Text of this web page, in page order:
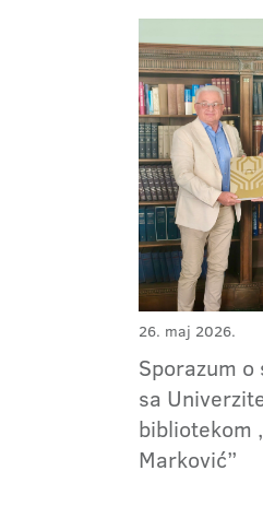
26. maj 2026.
Sporazum o
sa
bibliotekom
Marković”